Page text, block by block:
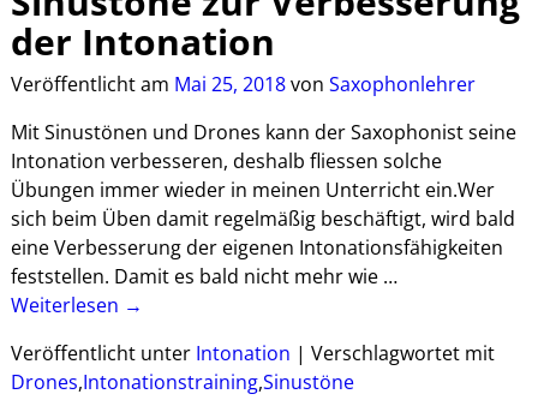
der Intonation
Veröffentlicht am Mai 25, 2018von Saxophonlehrer
Mit Sinustönen und Drones kann der Saxophonist seine
Intonation verbesseren, deshalb fliessen solche
Übungen immer wieder in meinen Unterricht ein.Wer
sich beim Üben damit regelmäßig beschäftigt, wird bald
eine Verbesserung der eigenen Intonationsfähigkeiten
feststellen. Damit es bald nicht mehr wie …
Weiterlesen →
Veröffentlicht unter Intonation | Verschlagwortet mit
Drones,Intonationstraining,Sinustöne